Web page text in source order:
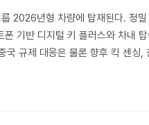
2026년형 차량에 탑재된다. 정
기반 디지털 키 플러스와 차내
국 규제 대응은 물론 향후 킥 센싱,